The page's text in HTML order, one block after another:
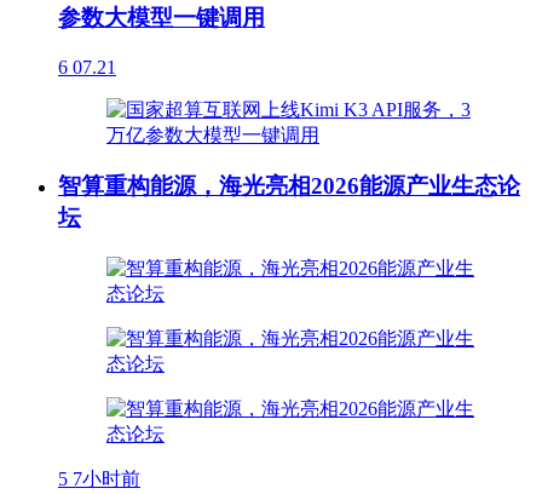
参数大模型一键调用
6 07.21
智算重构能源，海光亮相2026能源产业生态论
坛
5 7小时前